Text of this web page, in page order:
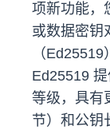
项新功能，
或数据密钥
（
Ed25519
等级，具有
节）和公钥